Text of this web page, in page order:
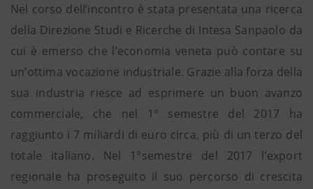
Nel corso dell’incontro è stata presentata una ricerca
della Direzione Studi e Ricerche di Intesa Sanpaolo da
cui è emerso che l’economia veneta può contare su
un’ottima vocazione industriale. Grazie alla forza della
sua industria riesce ad esprimere un buon avanzo
commerciale, che nel 1° semestre del 2017 ha
raggiunto i 7 miliardi di euro circa, più di un terzo del
totale italiano. Nel 1°semestre del 2017 l’export
regionale ha proseguito il suo percorso di crescita